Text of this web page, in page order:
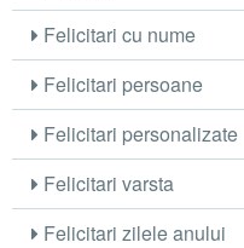
Felicitari cu nume
Felicitari persoane
Felicitari personalizate
Felicitari varsta
Felicitari zilele anului